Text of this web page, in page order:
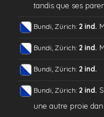
tandis que ses
Bundi, Zürich: 2 ind.
Bundi, Zürich: 2 ind.
Bundi, Zürich: 2 ind.
Bundi, Zürich: 2 ind.
une autre proie